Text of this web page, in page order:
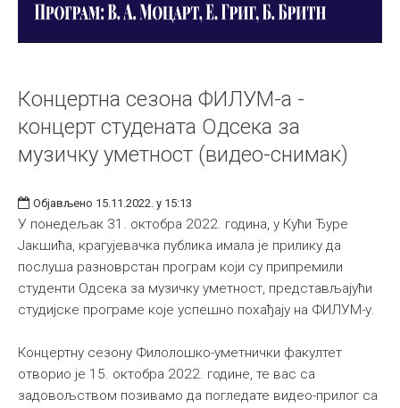
Концертна сезона ФИЛУМ-а -
концерт студената Одсека за
музичку уметност (видео-снимак)
Објављено 15.11.2022. у 15:13
У понедељак 31. октобра 2022. година, у Кући Ђуре
Јакшића, крагујевачка публика имала је прилику да
послуша разноврстан програм који су припремили
студенти Одсека за музичку уметност, представљајући
студијске програме које успешно похађају на ФИЛУМ-у.
Концертну сезону Филолошко-уметнички факултет
отворио је 15. октобра 2022. године, те вас са
задовољством позивамо да погледате видео-прилог са